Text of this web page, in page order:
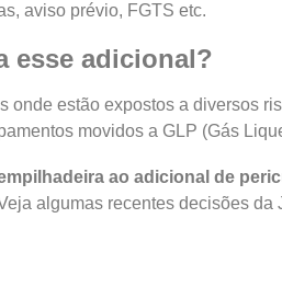
aviso prévio, FGTS etc.
esse adicional?
estão expostos a diversos
movidos a GLP (Gás
ao adicional de
algumas recentes decisões